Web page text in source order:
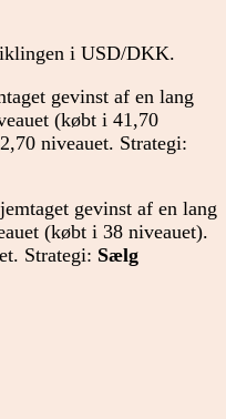
i USD/DKK.
gevinst af en lang
(købt i 41,70
niveauet. Strategi:
gevinst af en lang
(købt i 38 niveauet).
Strategi: Sælg